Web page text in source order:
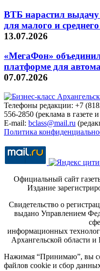
ВТБ нарастил
для малого и
13.07.2026
«МегаФон»
платформе для
07.07.2026
Телефоны редакции: +7
556-2850 (реклама в газете
E-mail: bclass@mail.ru
Политика
Официальный сайт
Издание
Свидетельство о
выдано Управлением
информационных
Архангельской области
Нажимая “Принимаю”, вы
файлов cookie и сбор